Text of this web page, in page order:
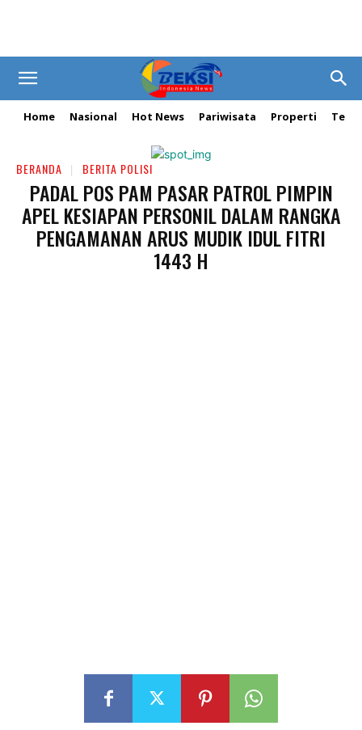
Home Nasional Hot News Pariwisata Properti
BERANDA BERITA POLISI
PADAL POS PAM PASAR PATROL PIMPIN
APEL KESIAPAN PERSONIL DALAM RANGKA
PENGAMANAN ARUS MUDIK IDUL FITRI
1443 H